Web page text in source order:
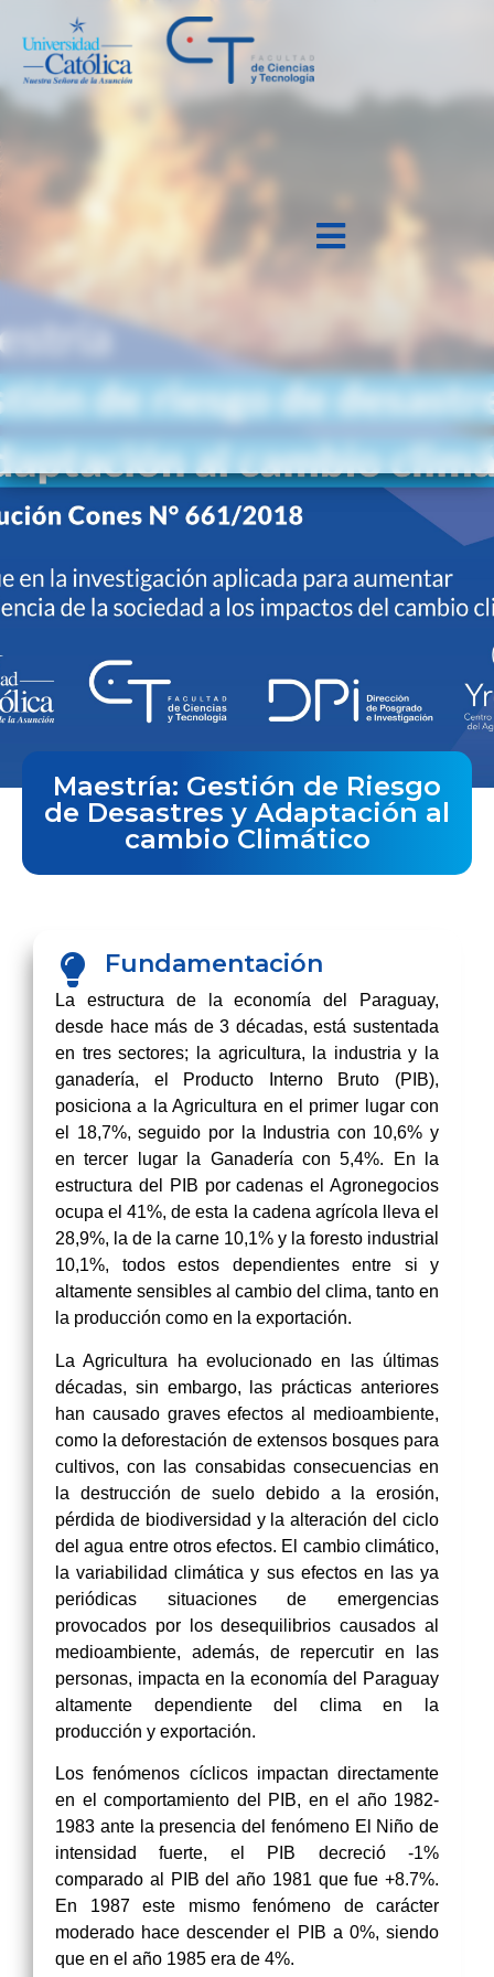
Maestría: Gestión de Riesgo
de Desastres y Adaptación al
cambio Climático
Fundamentación
La estructura de la economía del Paraguay,
desde hace más de 3 décadas, está sustentada
en tres sectores; la agricultura, la industria y la
ganadería, el Producto Interno Bruto (PIB),
posiciona a la Agricultura en el primer lugar con
el 18,7%, seguido por la Industria con 10,6% y
en tercer lugar la Ganadería con 5,4%. En la
estructura del PIB por cadenas el Agronegocios
ocupa el 41%, de esta la cadena agrícola lleva el
28,9%, la de la carne 10,1% y la foresto industrial
10,1%, todos estos dependientes entre si y
altamente sensibles al cambio del clima, tanto en
la producción como en la exportación.
La Agricultura ha evolucionado en las últimas
décadas, sin embargo, las prácticas anteriores
han causado graves efectos al medioambiente,
como la deforestación de extensos bosques para
cultivos, con las consabidas consecuencias en
la destrucción de suelo debido a la erosión,
pérdida de biodiversidad y la alteración del ciclo
del agua entre otros efectos. El cambio climático,
la variabilidad climática y sus efectos en las ya
periódicas situaciones de emergencias
provocados por los desequilibrios causados al
medioambiente, además, de repercutir en las
personas, impacta en la economía del Paraguay
altamente dependiente del clima en la
producción y exportación.
Los fenómenos cíclicos impactan directamente
en el comportamiento del PIB, en el año 1982-
1983 ante la presencia del fenómeno El Niño de
intensidad fuerte, el PIB decreció -1%
comparado al PIB del año 1981 que fue +8.7%.
En 1987 este mismo fenómeno de carácter
moderado hace descender el PIB a 0%, siendo
que en el año 1985 era de 4%.